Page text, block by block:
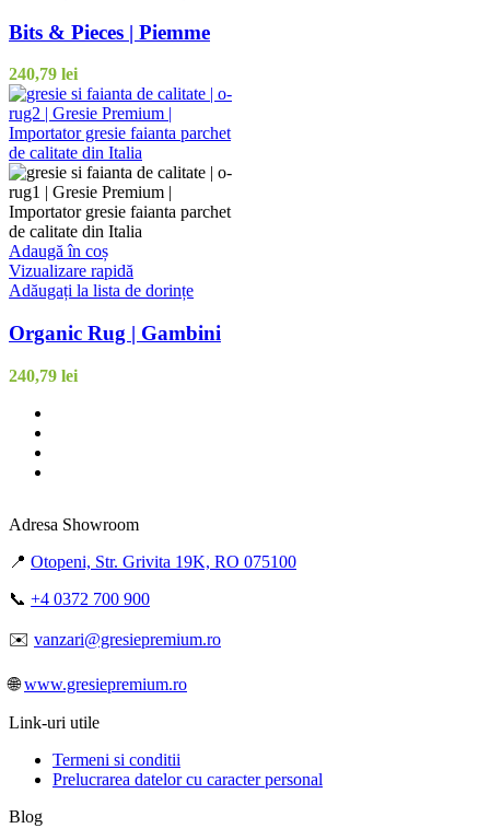
Bits & Pieces | Piemme
240,79 lei
Adaugă în coș
Vizualizare rapidă
Adăugați la lista de dorințe
Organic Rug | Gambini
240,79 lei
Adresa Showroom
📍 Otopeni, Str. Grivita 19K, RO 075100
📞 +4 0372 700 900
✉️ vanzari@gresiepremium.ro
🌐www.gresiepremium.ro
Link-uri utile
Termeni si conditii
Prelucrarea datelor cu caracter personal
Blog